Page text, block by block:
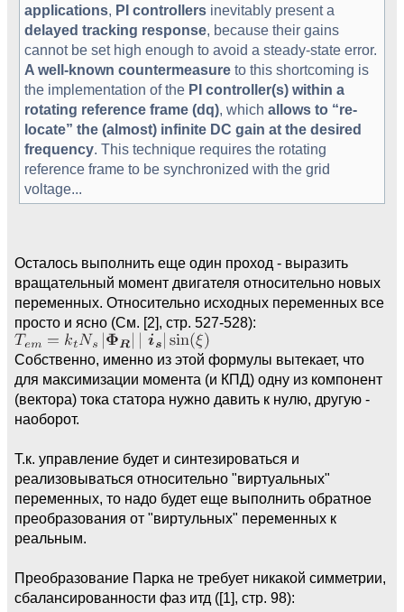
applications, PI controllers inevitably present a
delayed tracking response, because their gains
cannot be set high enough to avoid a steady-state error.
A well-known countermeasure to this shortcoming is
the implementation of the PI controller(s) within a
rotating reference frame (dq), which allows to “re-
locate” the (almost) infinite DC gain at the desired
frequency. This technique requires the rotating
reference frame to be synchronized with the grid
voltage...
Осталось выполнить еще один проход - выразить
вращательный момент двигателя относительно новых
переменных. Относительно исходных переменных все
просто и ясно (См. [2], стр. 527-528):
Собственно, именно из этой формулы вытекает, что
для максимизации момента (и КПД) одну из компонент
(вектора) тока статора нужно давить к нулю, другую -
наоборот.
Т.к. управление будет и синтезироваться и
реализовываться относительно "виртуальных"
переменных, то надо будет еще выполнить обратное
преобразования от "виртульных" переменных к
реальным.
Преобразование Парка не требует никакой симметрии,
сбалансированности фаз итд ([1], стр. 98):